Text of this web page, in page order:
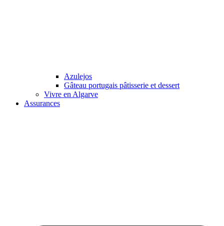
Azulejos
Gâteau portugais pâtisserie et dessert
Vivre en Algarve
Assurances